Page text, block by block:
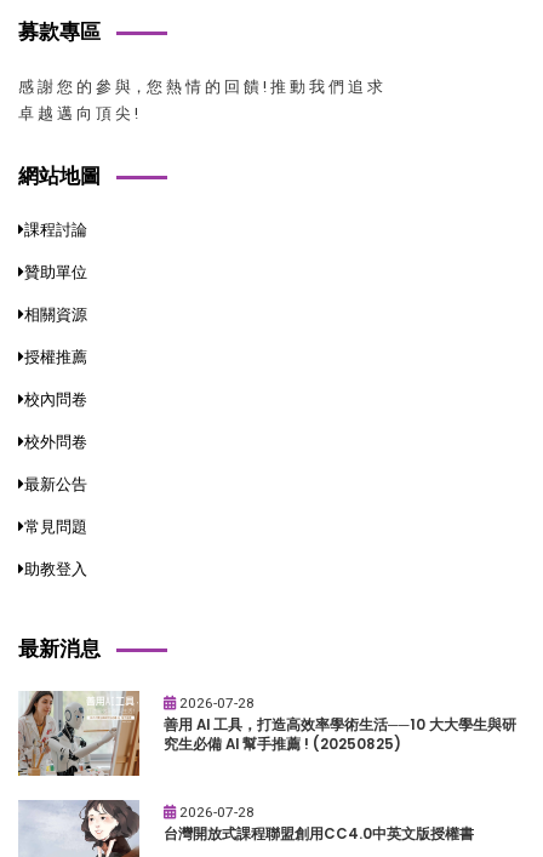
募款專區
感 謝 您 的 參 與，您 熱 情 的 回 饋 ! 推 動 我 們 追 求
卓 越 邁 向 頂 尖 !
網站地圖
課程討論
贊助單位
相關資源
授權推薦
校內問卷
校外問卷
最新公告
常見問題
助教登入
最新消息
2026-07-28
善用 AI 工具，打造高效率學術生活──10 大大學生與研
究生必備 AI 幫手推薦 ! (20250825)
2026-07-28
台灣開放式課程聯盟創用CC4.0中英文版授權書